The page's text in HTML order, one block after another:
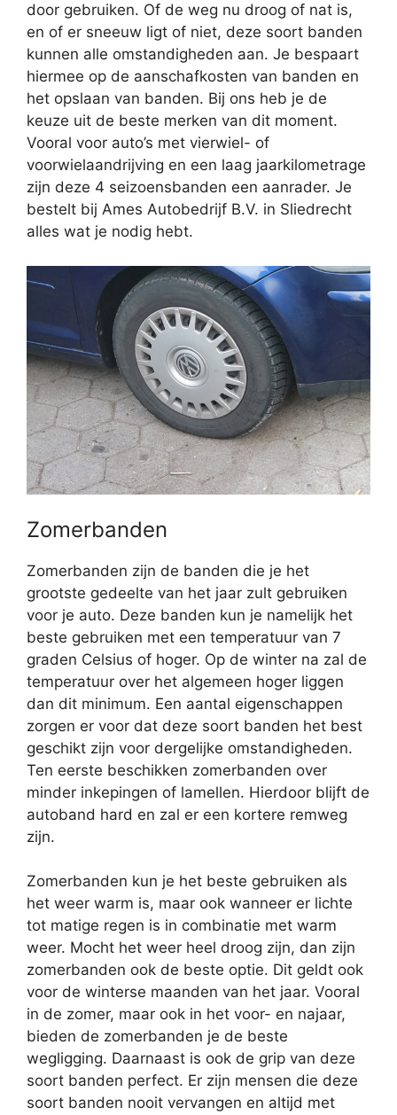
door gebruiken. Of de weg nu droog of nat is,
en of er sneeuw ligt of niet, deze soort banden
kunnen alle omstandigheden aan. Je bespaart
hiermee op de aanschafkosten van banden en
het opslaan van banden. Bij ons heb je de
keuze uit de beste merken van dit moment.
Vooral voor auto’s met vierwiel- of
voorwielaandrijving en een laag jaarkilometrage
zijn deze 4 seizoensbanden een aanrader. Je
bestelt bij Ames Autobedrijf B.V. in Sliedrecht
alles wat je nodig hebt.
Zomerbanden
Zomerbanden zijn de banden die je het
grootste gedeelte van het jaar zult gebruiken
voor je auto. Deze banden kun je namelijk het
beste gebruiken met een temperatuur van 7
graden Celsius of hoger. Op de winter na zal de
temperatuur over het algemeen hoger liggen
dan dit minimum. Een aantal eigenschappen
zorgen er voor dat deze soort banden het best
geschikt zijn voor dergelijke omstandigheden.
Ten eerste beschikken zomerbanden over
minder inkepingen of lamellen. Hierdoor blijft de
autoband hard en zal er een kortere remweg
zijn.
Zomerbanden kun je het beste gebruiken als
het weer warm is, maar ook wanneer er lichte
tot matige regen is in combinatie met warm
weer. Mocht het weer heel droog zijn, dan zijn
zomerbanden ook de beste optie. Dit geldt ook
voor de winterse maanden van het jaar. Vooral
in de zomer, maar ook in het voor- en najaar,
bieden de zomerbanden je de beste
wegligging. Daarnaast is ook de grip van deze
soort banden perfect. Er zijn mensen die deze
soort banden nooit vervangen en altijd met